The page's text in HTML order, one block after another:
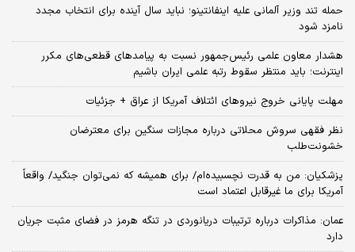
حمله تند وزیر آلمانی علیه اینفانتینو؛ نباید سال آینده برای انتخاب مجدد
نامزد شود
هشدار معاون علمی رئیس‌جمهور نسبت به پیامدهای قطعی‌های مکرر
اینترنت؛ باید منتظر سقوط رتبه علمی ایران باشیم
مهلت پایانی خروج نیروهای ائتلاف آمریکا از عراق + جزئیات
نظر فقهی سروش محلاتی درباره مجازات سنگین برای معترضان
خشونت‌طلب
پزشکیان: من به قدرت نچسبیده‌ام/ برای همیشه که نمی‌توان جنگید/ واقعاً
آمریکا برای ما غیرقابل اعتماد است
عمان: مذاکرات درباره ترتیبات دریانوردی در تنگه هرمز در فضای مثبت جریان
دارد